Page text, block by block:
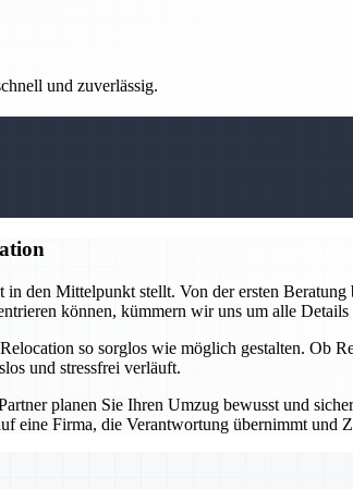
und zuverlässig.
den Mittelpunkt stellt. Von der ersten
können, kümmern wir uns um alle
so sorglos wie möglich gestalten. Ob
und stressfrei verläuft.
planen Sie Ihren Umzug bewusst und
eine Firma, die Verantwortung übernimmt und